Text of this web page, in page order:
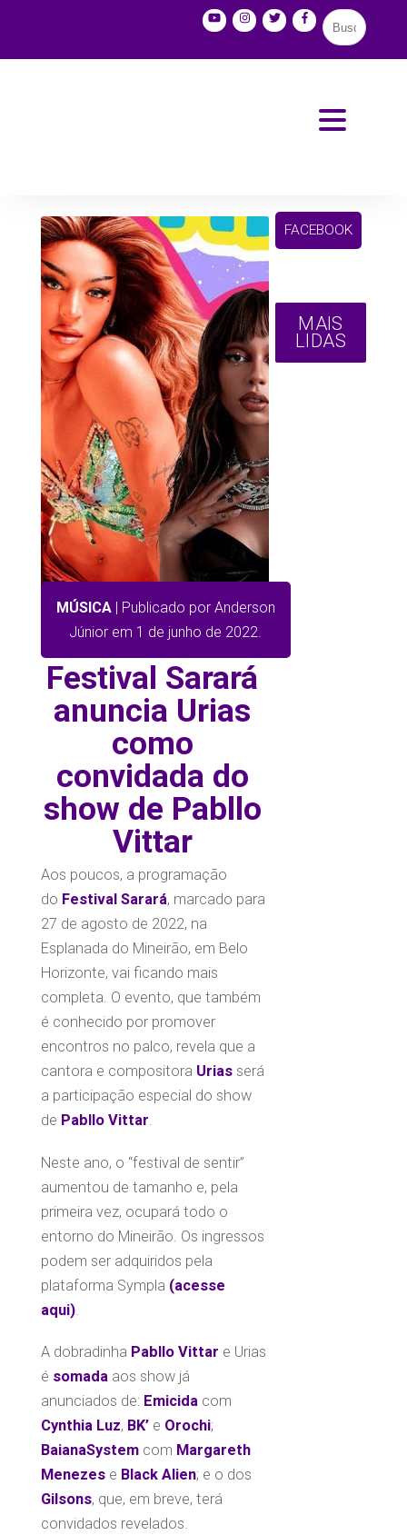
MÚSICA| Publicado por Anderson
Júnior em 1 de junho de 2022.
Festival Sarará
anuncia Urias
como
convidada do
show de Pabllo
Vittar
Aos poucos, a programação
do Festival Sarará, marcado para
27 de agosto de 2022, na
Esplanada do Mineirão, em Belo
Horizonte, vai ficando mais
completa. O evento, que também
é conhecido por promover
encontros no palco, revela que a
cantora e compositora Uriasserá
a participação especial do show
de Pabllo Vittar.
Neste ano, o “festival de sentir”
aumentou de tamanho e, pela
primeira vez, ocupará todo o
entorno do Mineirão. Os ingressos
podem ser adquiridos pela
plataforma Sympla (acesse
aqui).
A dobradinha Pabllo Vittar e Urias
é somadaaos show já
anunciados de: Emicida com
Cynthia Luz, BK’e Orochi;
BaianaSystemcom Margareth
Menezes e Black Alien; e o dos
Gilsons, que, em breve, terá
convidados revelados.
FACEBOOK
MAIS
LIDAS